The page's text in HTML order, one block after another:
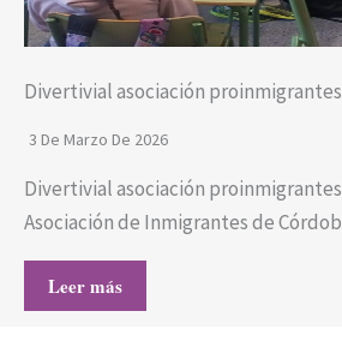
Divertivial asociación
3 De Marzo De 2026
Divertivial asociación
Asociación de Inmigrantes de
Leer más